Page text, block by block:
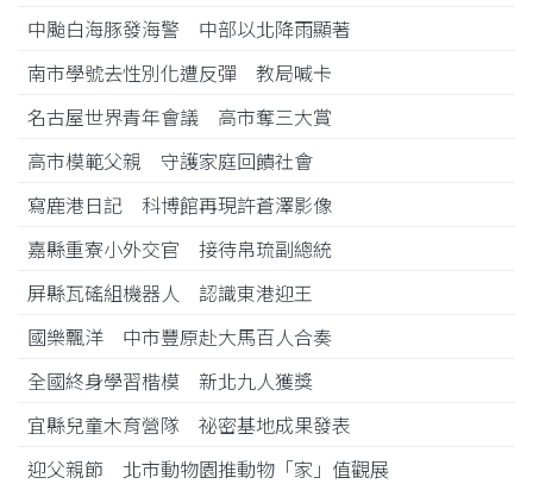
中颱白海豚發海警 中部以北降雨顯著
南市學號去性別化遭反彈 教局喊卡
名古屋世界青年會議 高市奪三大賞
高市模範父親 守護家庭回饋社會
寫鹿港日記 科博館再現許蒼澤影像
嘉縣重寮小外交官 接待帛琉副總統
屏縣瓦磘組機器人 認識東港迎王
國樂飄洋 中市豐原赴大馬百人合奏
全國終身學習楷模 新北九人獲獎
宜縣兒童木育營隊 祕密基地成果發表
迎父親節 北市動物園推動物「家」值觀展